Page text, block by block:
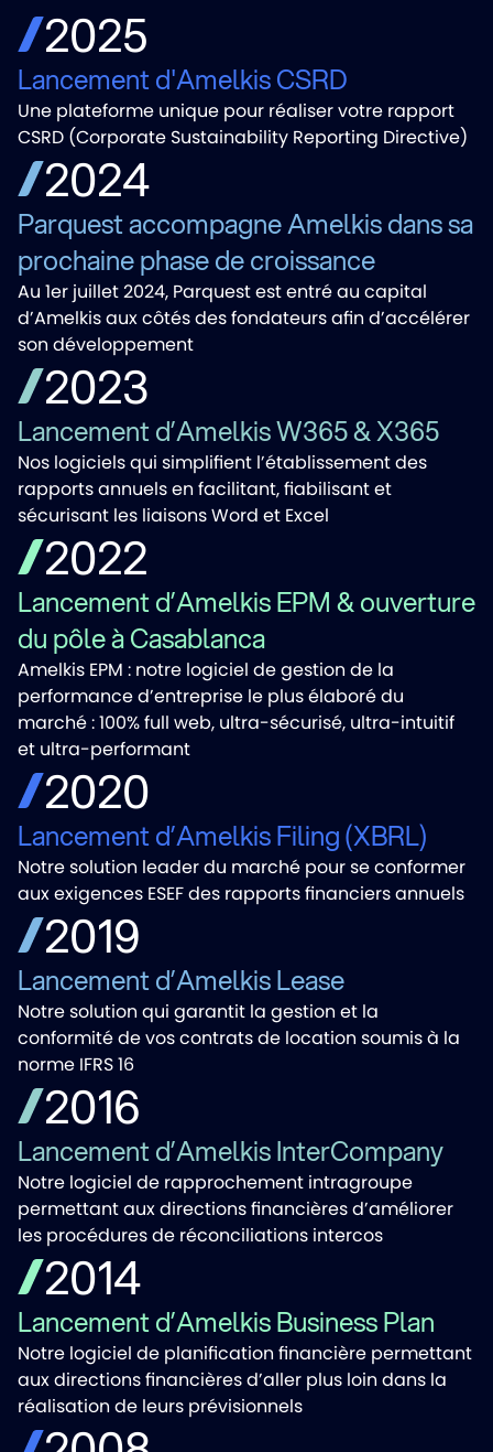
2025
Lancement d'Amelkis CSRD
Une plateforme unique pour réaliser votre rapport
CSRD (Corporate Sustainability Reporting Directive)
2024
Parquest accompagne Amelkis dans sa
prochaine phase de croissance
Au 1er juillet 2024, Parquest est entré au capital
d’Amelkis aux côtés des fondateurs afin d’accélérer
son développement
2023
Lancement d’Amelkis W365 & X365
Nos logiciels qui simplifient l’établissement des
rapports annuels en facilitant, fiabilisant et
sécurisant les liaisons Word et Excel
2022
Lancement d’Amelkis EPM & ouverture
du pôle à Casablanca
Amelkis EPM : notre logiciel de gestion de la
performance d’entreprise le plus élaboré du
marché : 100% full web, ultra-sécurisé, ultra-intuitif
et ultra-performant
2020
Lancement d’Amelkis Filing (XBRL)
Notre solution leader du marché pour se conformer
aux exigences ESEF des rapports financiers annuels
2019
Lancement d’Amelkis Lease
Notre solution qui garantit la gestion et la
conformité de vos contrats de location soumis à la
norme IFRS 16
2016
Lancement d’Amelkis InterCompany
Notre logiciel de rapprochement intragroupe
permettant aux directions financières d’améliorer
les procédures de réconciliations intercos
2014
Lancement d’Amelkis Business Plan
Notre logiciel de planification financière permettant
aux directions financières d’aller plus loin dans la
réalisation de leurs prévisionnels